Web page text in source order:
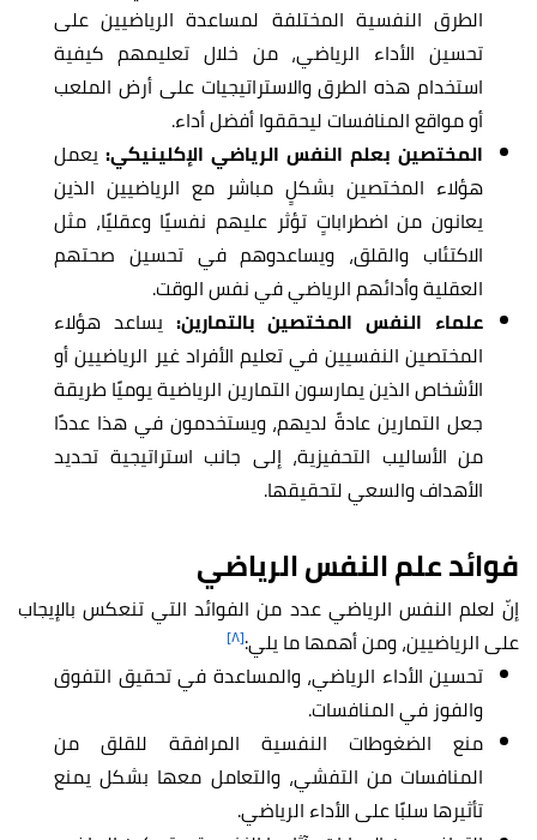
الطرق النفسية المختلفة لمساعدة الرياضيين على
تحسين الأداء الرياضي، من خلال تعليمهم كيفية
استخدام هذه الطرق والاستراتيجيات على أرض الملعب
أو مواقع المنافسات ليحققوا أفضل أداء.
المختصين بعلم النفس الرياضي الإكلينيكي: يعمل
هؤلاء المختصين بشكلٍ مباشر مع الرياضيين الذين
يعانون من اضطراباتٍ تؤثر عليهم نفسيًا وعقليًا، مثل
الاكتئاب والقلق، ويساعدوهم في تحسين صحتهم
العقلية وأدائهم الرياضي في نفس الوقت.
علماء النفس المختصين بالتمارين: يساعد هؤلاء
المختصين النفسيين في تعليم الأفراد غير الرياضيين أو
الأشخاص الذين يمارسون التمارين الرياضية يوميًا طريقة
جعل التمارين عادةً لديهم، ويستخدمون في هذا عددًا
من الأساليب التحفيزية، إلى جانب استراتيجية تحديد
الأهداف والسعي لتحقيقها.
فوائد علم النفس الرياضي
إنّ لعلم النفس الرياضي عدد من الفوائد التي تنعكس بالإيجاب
على الرياضيين، ومن أهمها ما يلي:[٨]
تحسين الأداء الرياضي، والمساعدة في تحقيق التفوق
والفوز في المنافسات.
منع الضغوطات النفسية المرافقة للقلق من
المنافسات من التفشي، والتعامل معها بشكل يمنع
تأثيرها سلبًا على الأداء الرياضي.